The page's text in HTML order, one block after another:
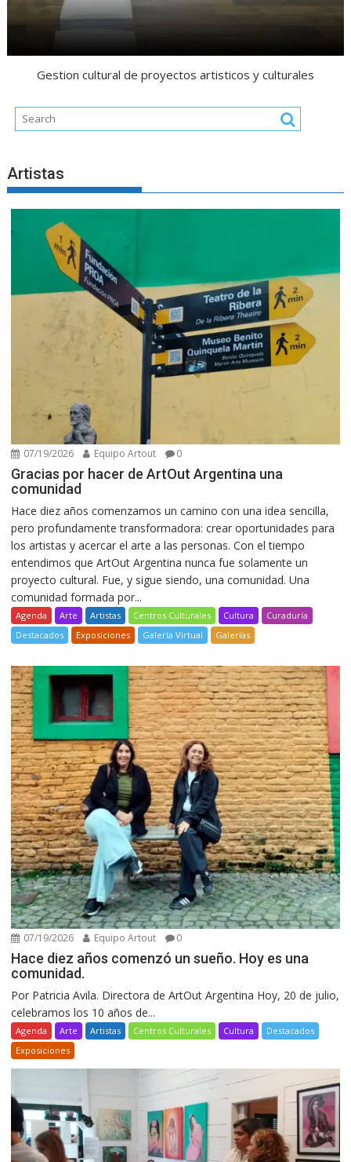
Gestion cultural de proyectos artisticos y culturales
Artistas
07/19/2026 Equipo Artout 0
Gracias por hacer de ArtOut Argentina una
comunidad
Hace diez años comenzamos un camino con una idea sencilla,
pero profundamente transformadora: crear oportunidades para
los artistas y acercar el arte a las personas. Con el tiempo
entendimos que ArtOut Argentina nunca fue solamente un
proyecto cultural. Fue, y sigue siendo, una comunidad. Una
comunidad formada por...
Agenda Arte Artistas Centros Culturales Cultura
Curaduría
Destacados
Exposiciones Galería Virtual Galerías
07/19/2026 Equipo Artout 0
Hace diez años comenzó un sueño. Hoy es una
comunidad.
Por Patricia Avila. Directora de ArtOut Argentina Hoy, 20 de julio,
celebramos los 10 años de...
Agenda Arte Artistas Centros Culturales Cultura
Destacados
Exposiciones